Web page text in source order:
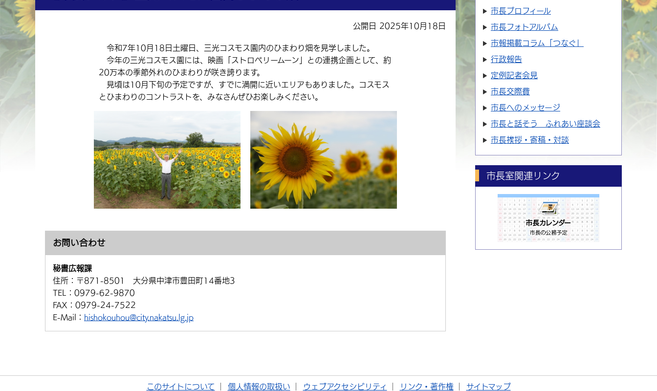
公開日 2025年10月18日
令和7年10月18日土曜日、三光コスモス園内のひまわり畑を見学しました。
今年の三光コスモス園には、映画「ストロベリームーン」との連携企画として、約
20万本の季節外れのひまわりが咲き誇ります。
見頃は10月下旬の予定ですが、すでに満開に近いエリアもありました。コスモス
とひまわりのコントラストを、みなさんぜひお楽しみください。
お問い合わせ
秘書広報課
住所： 〒871-8501 大分県中津市豊田町14番地3
TEL： 0979-62-9870
FAX： 0979-24-7522
E-Mail： hishokouhou@city.nakatsu.lg.jp
市長プロフィール
市長フォトアルバム
市報掲載コラム「つなぐ」
行政報告
定例記者会見
市長交際費
市長へのメッセージ
市長と話そう ふれあい座談会
市長挨拶・寄稿・対談
市長室関連リンク
このサイトについて 個人情報の取扱い ウェブアクセシビリティ リンク・著作権 サイトマップ